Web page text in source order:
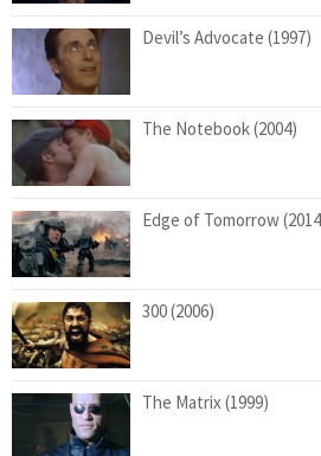
Devil’s Advocate (1997)
The Notebook (2004)
Edge of Tomorrow
300 (2006)
The Matrix (1999)